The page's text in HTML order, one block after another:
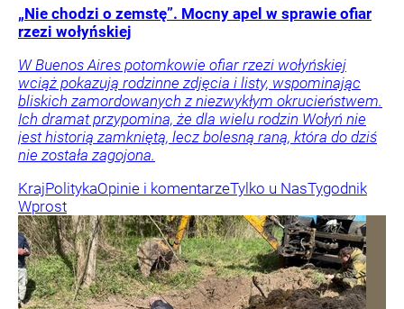
„Nie chodzi o zemstę”. Mocny apel w sprawie ofiar
rzezi wołyńskiej
W Buenos Aires potomkowie ofiar rzezi wołyńskiej
wciąż pokazują rodzinne zdjęcia i listy, wspominając
bliskich zamordowanych z niezwykłym okrucieństwem.
Ich dramat przypomina, że dla wielu rodzin Wołyń nie
jest historią zamkniętą, lecz bolesną raną, która do dziś
nie została zagojona.
KrajPolitykaOpinie i komentarzeTylko u NasTygodnik
Wprost